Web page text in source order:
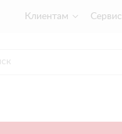
Клиентам Сервис